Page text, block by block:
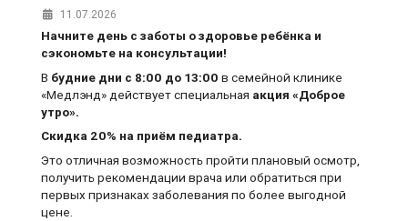
11.07.2026
Начните день с заботы о здоровье ребёнка и
сэкономьте на консультации!
В будние дни с 8:00 до 13:00 в семейной клинике
«Медлэнд» действует специальная акция «Доброе
утро».
Скидка 20% на приём педиатра.
Это отличная возможность пройти плановый осмотр,
получить рекомендации врача или обратиться при
первых признаках заболевания по более выгодной
цене.